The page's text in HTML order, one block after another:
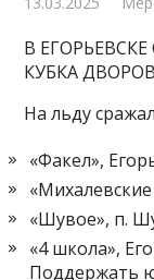
В
КУБКА
На льду
«Факел»,
«Шувое», п.
«4 школа»,
Поддержать